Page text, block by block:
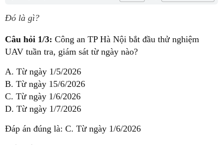
Đó là gì?
Câu hỏi 1/3: Công an TP Hà Nội bắt đầu thử nghiệm
UAV tuần tra, giám sát từ ngày nào?
A. Từ ngày 1/5/2026
B. Từ ngày 15/6/2026
C. Từ ngày 1/6/2026
D. Từ ngày 1/7/2026
Đáp án đúng là: C. Từ ngày 1/6/2026